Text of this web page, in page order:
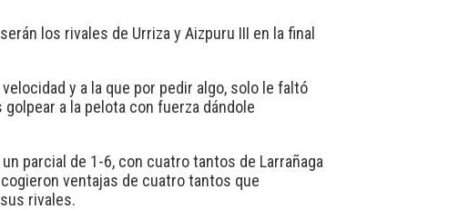
los rivales de Urriza y Aizpuru III en la final
y a la que por pedir algo, solo le faltó
a la pelota con fuerza dándole
parcial de 1-6, con cuatro tantos de Larrañaga
ventajas de cuatro tantos que
rivales.